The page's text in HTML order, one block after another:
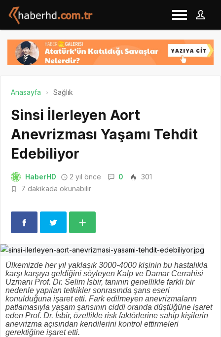
Anasayfa Sağlık
Sinsi İlerleyen Aort
Anevrizması Yaşamı Tehdit
Edebiliyor
HaberHD 2 yıl önce 0
301
7 dakikada okunabilir
Ülkemizde her yıl yaklaşık3000-4000 kişinin bu hastalıkla
karşı karşıya geldiğini söyleyen Kalp ve Damar Cerrahisi
Uzmanı Prof. Dr. Selim İsbir, tanının genellikle farklı bir
nedenle yapılan tetkikler sonrasında şans eseri
konulduğuna işaret etti. Fark edilmeyen anevrizmaların
patlamasıyla yaşam şansının ciddi oranda düştüğüne işaret
eden Prof. Dr. İsbir, özellikle risk faktörlerine sahip kişilerin
anevrizma açısından kendilerini kontrol ettirmeleri
gerektiğine işaret etti.